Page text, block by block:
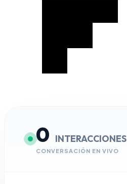
0 INTERACCIONES
CONVERSACIÓN EN VIVO